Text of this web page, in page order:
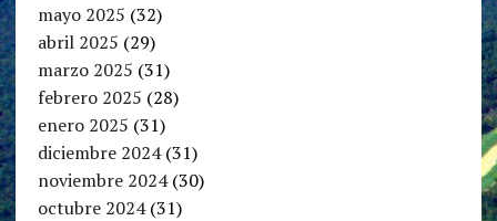
mayo 2025 (32)
abril 2025 (29)
marzo 2025 (31)
febrero 2025 (28)
enero 2025 (31)
diciembre 2024(31)
noviembre 2024(30)
octubre 2024(31)